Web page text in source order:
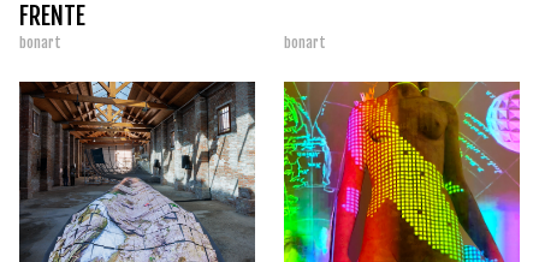
FRENTE
bonart bonart